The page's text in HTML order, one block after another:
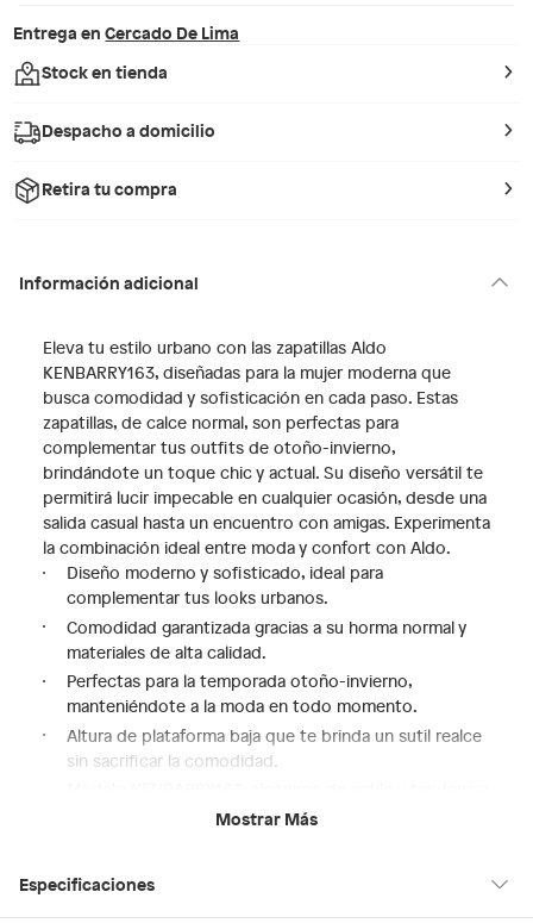
Entrega en Cercado De Lima
Stock en tienda
Despacho a domicilio
Retira tu compra
Información adicional
Eleva tu estilo urbano con las zapatillas Aldo
KENBARRY163, diseñadas para la mujer moderna que
busca comodidad y sofisticación en cada paso. Estas
zapatillas, de calce normal, son perfectas para
complementar tus outfits de otoño-invierno,
brindándote un toque chic y actual. Su diseño versátil te
permitirá lucir impecable en cualquier ocasión, desde una
salida casual hasta un encuentro con amigas. Experimenta
la combinación ideal entre moda y confort con Aldo.
Diseño moderno y sofisticado, ideal para
complementar tus looks urbanos.
Comodidad garantizada gracias a su horma normal y
materiales de alta calidad.
Perfectas para la temporada otoño-invierno,
manteniéndote a la moda en todo momento.
Altura de plataforma baja que te brinda un sutil realce
sin sacrificar la comodidad.
de la reconocida marca Aldo.
Mostrar Más
Especificaciones